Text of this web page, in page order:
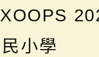
XOOPS
小學